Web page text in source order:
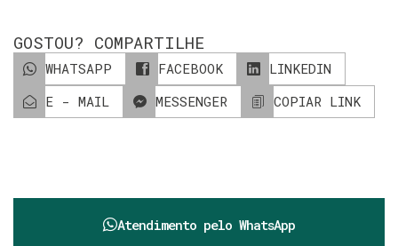
GOSTOU? COMPARTILHE
WHATSAPP FACEBOOK
LINKEDIN
E - MAIL
MESSENGER COPIAR LINK
Atendimento pelo WhatsApp